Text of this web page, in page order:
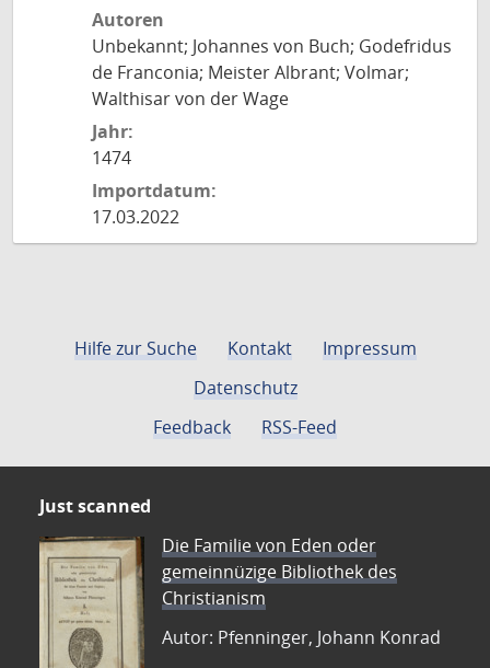
Autoren
Unbekannt; Johannes von Buch; Godefridus
de Franconia; Meister Albrant; Volmar;
Walthisar von der Wage
Jahr:
1474
Importdatum:
17.03.2022
Hilfe zur Suche Kontakt
Impressum
Datenschutz
Feedback
RSS-Feed
Just scanned
Die Familie von Eden oder
gemeinnüzige Bibliothek des
Christianism
Autor: Pfenninger, Johann Konrad